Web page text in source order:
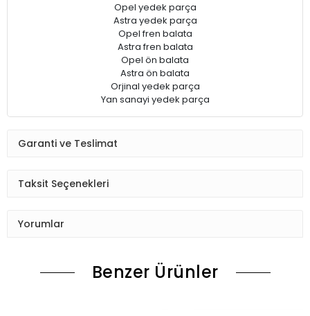
Opel yedek parça
Astra yedek parça
Opel fren balata
Astra fren balata
Opel ön balata
Astra ön balata
Orjinal yedek parça
Yan sanayi yedek parça
Garanti ve Teslimat
Taksit Seçenekleri
Yorumlar
Benzer Ürünler